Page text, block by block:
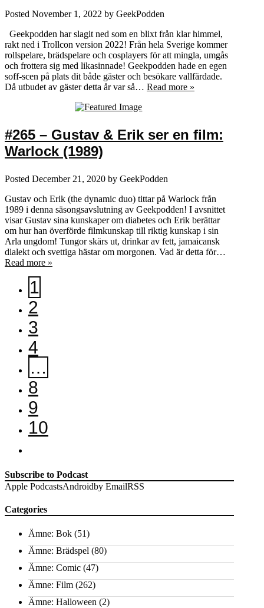
Posted November 1, 2022 by GeekPodden
Geekpodden har slagit ned som en blixt från klar himmel,
rakt ned i Trollcon version 2022! Från hela Sverige kommer
rollspelare, brädspelare och cosplayers för att mingla, umgås
och frottera sig med likasinnade! Geekpodden hade en egen
soff-scen på plats dit både gäster och besökare vallfärdade.
Då utbudet av gäster detta år var så… Read more »
#265 – Gustav & Erik ser en film:
Warlock (1989)
Posted December 21, 2020 by GeekPodden
Gustav och Erik (the dynamic duo) tittar på Warlock från
1989 i denna säsongsavslutning av Geekpodden! I avsnittet
visar Gustav sina kunskaper om diabetes och Erik berättar
om hur han överförde filmkunskap till riktig kunskap i sin
Arla ungdom! Tungor skärs ut, drinkar av fett, jamaicansk
dialekt och svettiga hästar om morgonen. Vad är detta för…
Read more »
1
2
3
4
…
8
9
10
Subscribe to Podcast
Apple PodcastsAndroidby EmailRSS
Categories
Ämne: Bok (51)
Ämne: Brädspel (80)
Ämne: Comic (47)
Ämne: Film (262)
Ämne: Halloween (2)